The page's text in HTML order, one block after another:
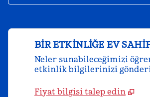
BIR ETKINLIĞE EV
Neler sunabileceğimizi
etkinlik bilgilerinizi
Fiyat bilgisi talep edin